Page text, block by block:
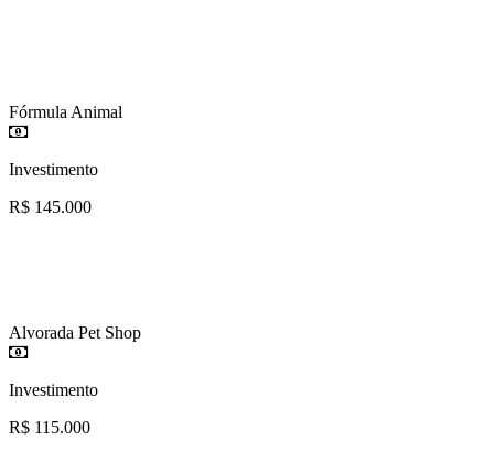
Fórmula Animal
Investimento
R$ 145.000
Alvorada Pet Shop
Investimento
R$ 115.000